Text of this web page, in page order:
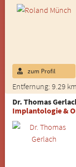
Entfernung: 9.29 km
zum Profil
Dr. Thomas
Implantologie &